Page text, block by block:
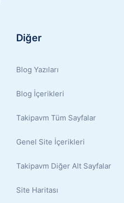
Diğer
Blog Yazıları
Blog İçerikleri
Takipavm Tüm Sayfalar
Genel Site İçerikleri
Takipavm Diğer Alt Sayfalar
Site Haritası